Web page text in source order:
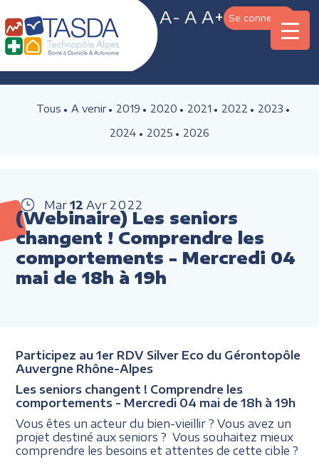
A- A A+ Se connecter
Tous A venir 2019 2020 2021 2022
2023
2024
2025 2026
Mar 12 Avr 2022
(Webinaire) Les seniors
changent ! Comprendre les
comportements - Mercredi 04
mai de 18h à 19h
Participez au 1er RDV Silver Eco du Gérontopôle
Auvergne Rhône-Alpes
Les seniors changent ! Comprendre les
comportements - Mercredi 04 mai de 18h à 19h
Vous êtes un acteur du bien-vieillir ? Vous avez un
projet destiné aux seniors ? Vous souhaitez mieux
comprendre les besoins et attentes de cette cible ?